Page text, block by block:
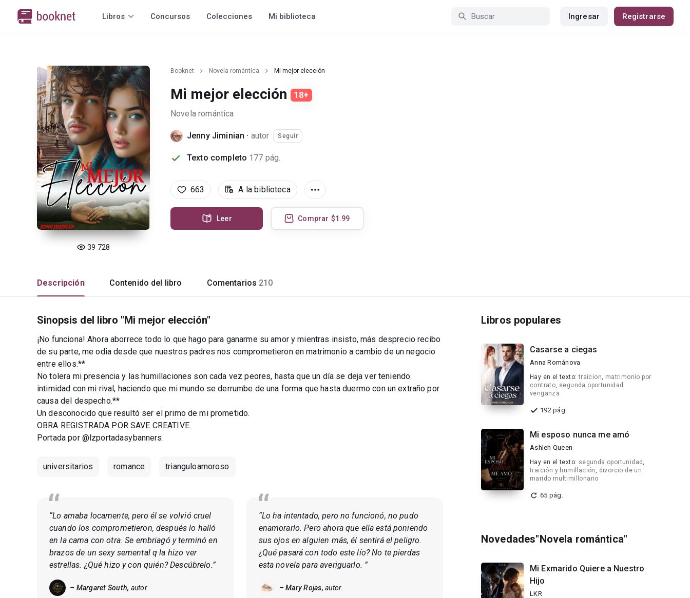
Libros Concursos Colecciones Mi biblioteca Ingresar Registrarse
39 728
Booknet Novela romántica Mi mejor elección
Mi mejor elección
18+
Novela romántica
Jenny Jiminian · autor Seguir
Texto completo 177 pág.
663 A la biblioteca
Leer Comprar $1.99
Descripción Contenido del libro Comentarios 210
Sinopsis del libro "Mi mejor elección"
¡No funciona! Ahora aborrece todo lo que hago para ganarme su amor y mientras insisto, más desprecio recibo
de su parte, me odia desde que nuestros padres nos comprometieron en matrimonio a cambio de un negocio
entre ellos.**
No tolera mi presencia y las humillaciones son cada vez peores, hasta que un día se deja ver teniendo
intimidad con mi rival, haciendo que mi mundo se derrumbe de una forma que hasta duermo con un extraño por
causa del despecho.**
Un desconocido que resultó ser el primo de mi prometido.
OBRA REGISTRADA POR SAVE CREATIVE.
Portada por @lzportadasybanners.
universitarios romance trianguloamoroso
“Lo amaba locamente, pero él se volvió cruel
cuando los comprometieron, después lo halló
en la cama con otra. Se embriagó y terminó en
brazos de un sexy semental q la hizo ver
estrellas. ¿Qué hizo y con quién? Descúbrelo.”
– Margaret South, autor.
“Lo ha intentado, pero no funcionó, no pudo
enamorarlo. Pero ahora que ella está poniendo
sus ojos en alguien más, él sentirá el peligro.
¿Qué pasará con todo este lío? No te pierdas
esta novela para averiguarlo. ”
– Mary Rojas, autor.
Libros populares
Casarse a ciegas
Anna Románova
Hay en el texto:traicion, matrimonio por
contrato, segunda oportunidad
venganza
192 pág.
Mi esposo nunca me amó
Ashleh Queen
Hay en el texto: segunda oportunidad,
traición y humillación, divorcio de un
marido multimillonario
65 pág.
Novedades"Novela romántica"
Mi Exmarido Quiere a Nuestro
Hijo
LKR